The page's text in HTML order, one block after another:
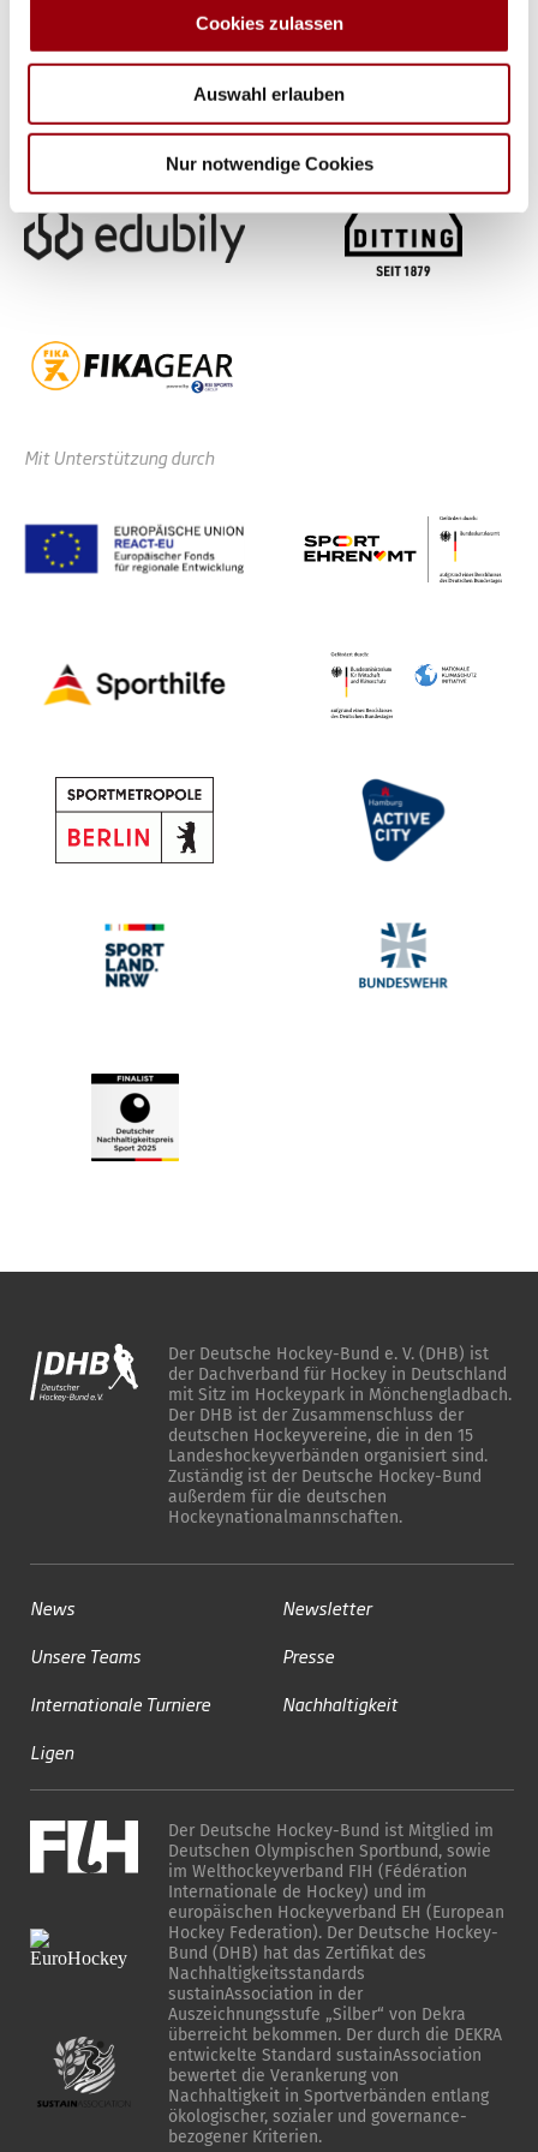
soziale Medien, Werbung und Analysen weiter. Unsere
Partner führen diese Informationen möglicherweise mit
weiteren Daten zusammen, die Sie ihnen bereitgestellt
haben oder die sie im Rahmen Ihrer Nutzung der Dienste
Cookies zulassen
Auswahl erlauben
Nur notwendige Cookies
Mit Unterstützung durch
Der Deutsche Hockey-Bund e. V. (DHB) ist
der Dachverband für Hockey in Deutschland
mit Sitz im Hockeypark in Mönchengladbach.
Der DHB ist der Zusammenschluss der
deutschen Hockeyvereine, die in den 15
Landeshockeyverbänden organisiert sind.
Zuständig ist der Deutsche Hockey-Bund
außerdem für die deutschen
Hockeynationalmannschaften.
News
Unsere Teams
Internationale Turniere
Ligen
Newsletter
Presse
Nachhaltigkeit
Der Deutsche Hockey-Bund ist Mitglied im
Deutschen Olympischen Sportbund, sowie
im Welthockeyverband FIH (Fédération
Internationale de Hockey) und im
europäischen Hockeyverband EH (European
Hockey Federation). Der Deutsche Hockey-
Bund (DHB) hat das Zertifikat des
Nachhaltigkeitsstandards
sustainAssociation in der
Auszeichnungsstufe „Silber“ von Dekra
überreicht bekommen. Der durch die DEKRA
entwickelte Standard sustainAssociation
bewertet die Verankerung von
Nachhaltigkeit in Sportverbänden entlang
ökologischer, sozialer und governance-
bezogener Kriterien.